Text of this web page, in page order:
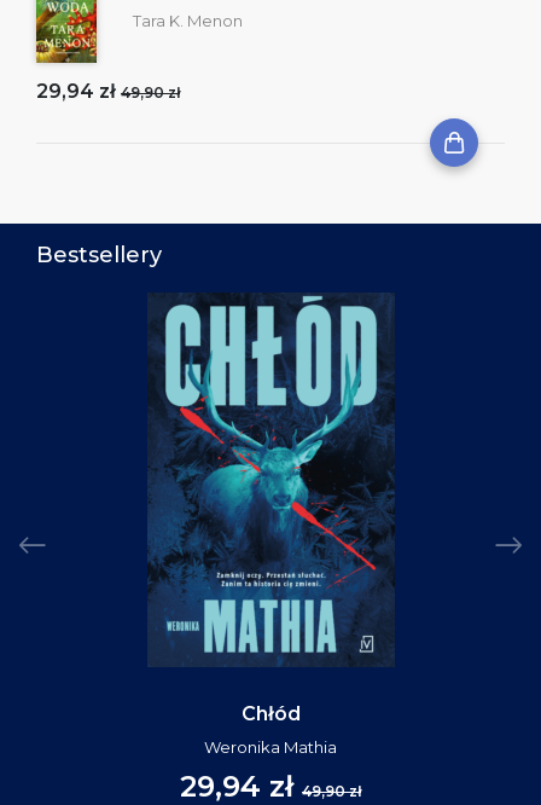
Tara K. Menon
29,94 zł 49,90 zł
Bestsellery
Chłód
Weronika Mathia
29,94 zł 49,90 zł